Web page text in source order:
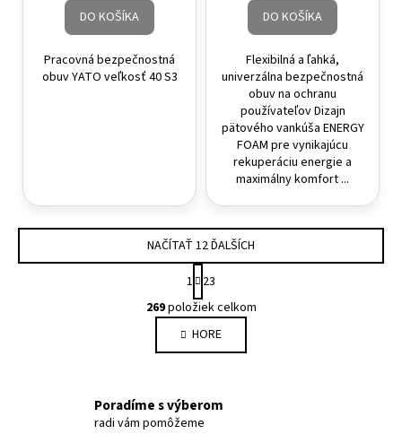
DO KOŠÍKA
Pracovná bezpečnostná
obuv YATO veľkosť 40 S3
DO KOŠÍKA
Flexibilná a ľahká,
univerzálna bezpečnostná
obuv na ochranu
používateľov Dizajn
pätového vankúša ENERGY
FOAM pre vynikajúcu
rekuperáciu energie a
maximálny komfort ...
Ovládacie prvky výpisu
NAČÍTAŤ 12 ĎALŠÍCH
Stránkovanie
1
23
269položiek celkom
HORE
Poradíme s výberom
radi vám pomôžeme